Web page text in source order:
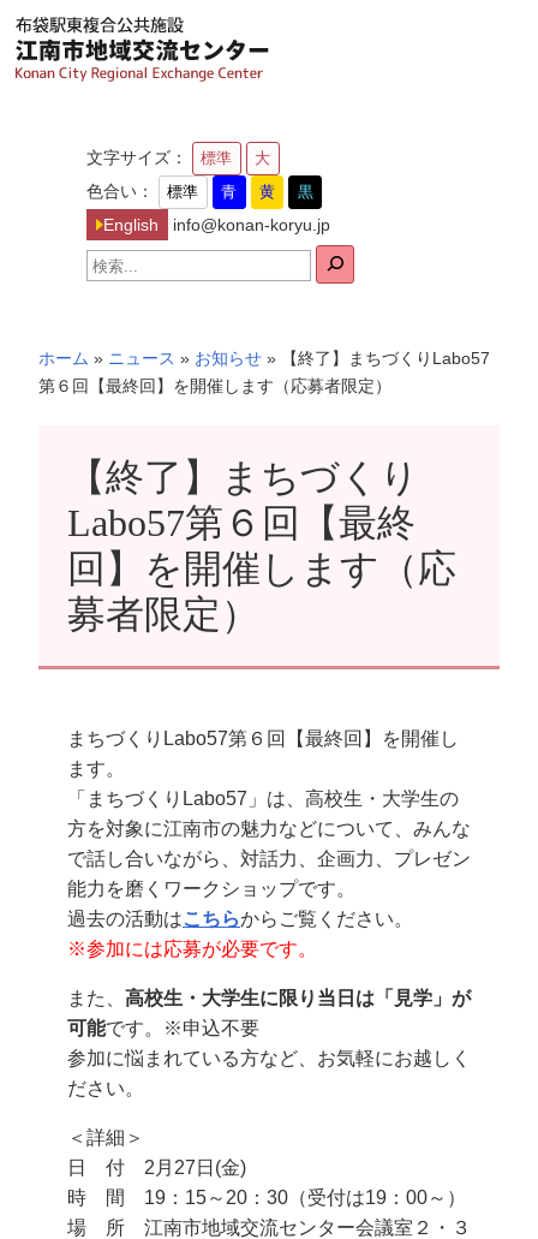
内
容
を
文字サイズ： 標準 大
色合い： 標準 青 黄 黒
English info@konan-koryu.jp
検
索
ホーム » ニュース » お知らせ » 【終了】まちづくりLabo57
第６回【最終回】を開催します（応募者限定）
【終了】まちづくり
Labo57第６回【最終
回】を開催します（応
募者限定）
まちづくりLabo57第６回【最終回】を開催し
ます。
「まちづくりLabo57」は、高校生・大学生の
方を対象に江南市の魅力などについて、みんな
で話し合いながら、対話力、企画力、プレゼン
能力を磨くワークショップです。
過去の活動はこちらからご覧ください。
※参加には応募が必要です。
また、 高校生・大学生に限り当日は「見学」が
可能です。※申込不要
参加に悩まれている方など、お気軽にお越しく
ださい。
＜詳細＞
日 付 2月27日(金)
時 間 19：15～20：30（受付は19：00～）
場 所 江南市地域交流センター会議室２・３